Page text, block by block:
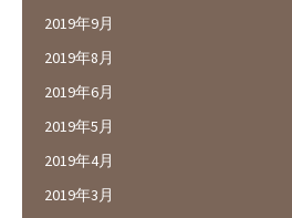
2019年9月
2019年8月
2019年6月
2019年5月
2019年4月
2019年3月